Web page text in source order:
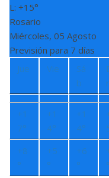
L: +15°
Rosario
Miércoles, 05 Agosto
Previsión para 7 días
Jue
Vie
Sá
b
+1
7°
+1
4°
+1
4°
+8
°
+5
°
+6
°
°